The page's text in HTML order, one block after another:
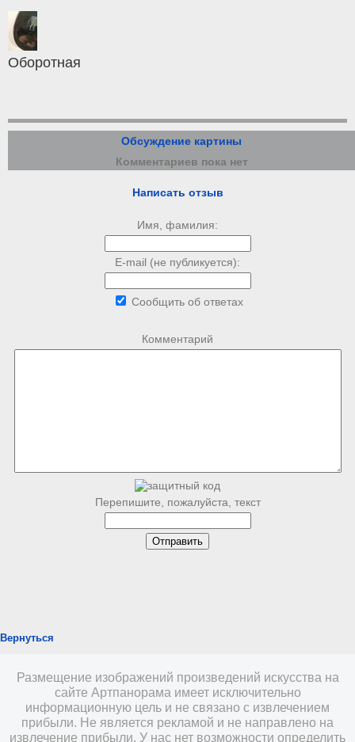
Оборотная
Обсуждение картины
Комментариев пока нет
Написать отзыв
Имя, фамилия:
E-mail (не публикуется):
Сообщить об ответах
Комментарий
Перепишите, пожалуйста, текст
Вернуться
Размещение изображений произведений искусства на
сайте Артпанорама имеет исключительно
информационную цель и не связано с извлечением
прибыли. Не является рекламой и не направлено на
извлечение прибыли. У нас нет возможности определить